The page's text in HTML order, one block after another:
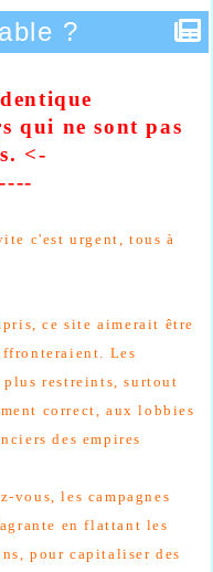
?
qui ne sont pas
. <-
c'est urgent, tous à
ce site aimerait être
Les
plus restreints, surtout
correct, aux lobbies
des empires
vous, les campagnes
en flattant les
pour capitaliser des